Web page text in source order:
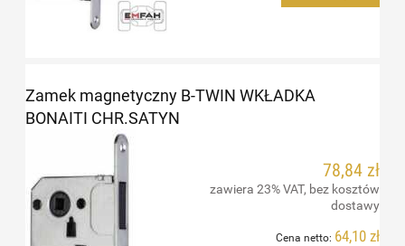
Zamek magnetyczny B-TWIN WKŁADKA
BONAITI CHR.SATYN
78,84 zł
zawiera 23% VAT, bez kosztów
dostawy
Cena netto: 64,10 zł